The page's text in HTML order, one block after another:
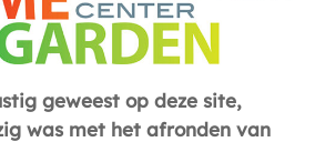
geweest op deze site,
was met het afronden van